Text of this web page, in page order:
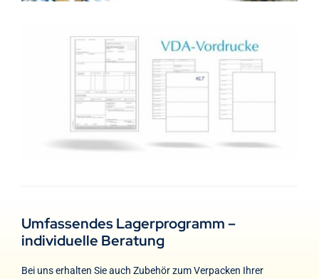
Umfassendes Lagerprogramm –
individuelle Beratung
Bei uns erhalten Sie auch Zubehör zum Verpacken Ihrer